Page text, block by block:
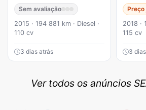
Sem avaliação
2015 · 194 881 km · Diesel ·
110 cv
3 dias atrás
2018 ·
115 cv
3
Ver todos os anúncios